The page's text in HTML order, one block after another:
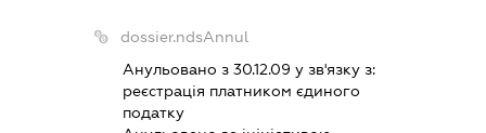
dossier.ndsAnnul
Анульовано з 30.12.09 у зв'язку з:
реєстрацiя платником єдиного
податку